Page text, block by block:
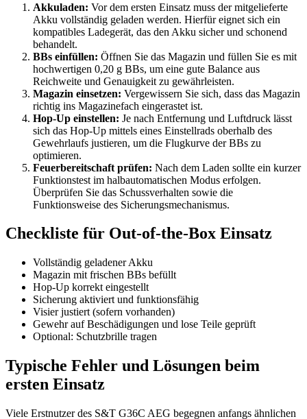
Akkuladen: Vor dem ersten Einsatz muss der mitgelieferte
Akku vollständig geladen werden. Hierfür eignet sich ein
kompatibles Ladegerät, das den Akku sicher und schonend
behandelt.
BBs einfüllen: Öffnen Sie das Magazin und füllen Sie es mit
hochwertigen 0,20 g BBs, um eine gute Balance aus
Reichweite und Genauigkeit zu gewährleisten.
Magazin einsetzen: Vergewissern Sie sich, dass das Magazin
richtig ins Magazinefach eingerastet ist.
Hop-Up einstellen: Je nach Entfernung und Luftdruck lässt
sich das Hop-Up mittels eines Einstellrads oberhalb des
Gewehrlaufs justieren, um die Flugkurve der BBs zu
optimieren.
Feuerbereitschaft prüfen: Nach dem Laden sollte ein kurzer
Funktionstest im halbautomatischen Modus erfolgen.
Überprüfen Sie das Schussverhalten sowie die
Funktionsweise des Sicherungsmechanismus.
Checkliste für Out-of-the-Box Einsatz
Vollständig geladener Akku
Magazin mit frischen BBs befüllt
Hop-Up korrekt eingestellt
Sicherung aktiviert und funktionsfähig
Visier justiert (sofern vorhanden)
Gewehr auf Beschädigungen und lose Teile geprüft
Optional: Schutzbrille tragen
Typische Fehler und Lösungen beim
ersten Einsatz
Viele Erstnutzer des S&T G36C AEG begegnen anfangs ähnlichen